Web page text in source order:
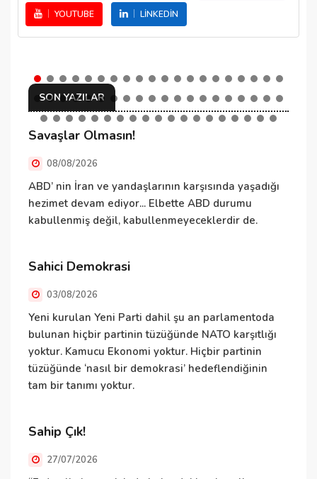
YOUTUBE LINKEDIN
SON YAZILAR
Savaşlar Olmasın!
08/08/2026
ABD’ nin İran ve yandaşlarının karşısında yaşadığı
hezimet devam ediyor... Elbette ABD durumu
kabullenmiş değil, kabullenmeyeceklerdir de.
Sahici Demokrasi
03/08/2026
Yeni kurulan Yeni Parti dahil şu an parlamentoda
bulunan hiçbir partinin tüzüğünde NATO karşıtlığı
yoktur. Kamucu Ekonomi yoktur. Hiçbir partinin
tüzüğünde ‘nasıl bir demokrasi’ hedeflendiğinin
tam bir tanımı yoktur.
Sahip Çık!
27/07/2026